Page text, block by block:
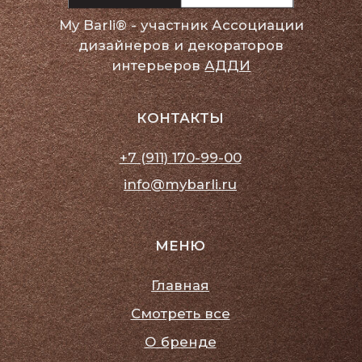
Политика конфиденциальности